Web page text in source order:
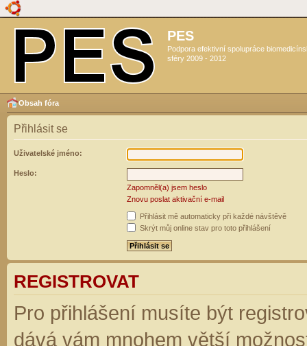
PES
Podpora efektivní spolupráce
sféry 2009 - 2012
Obsah fóra
Přihlásit se
Uživatelské jméno:
Heslo:
Zapomněl(a) jsem heslo
Znovu poslat aktivační e-mail
Přihlásit mě automaticky při každé návštěvě
Skrýt můj online stav pro toto přihlášení
REGISTROVAT
Pro přihlášení musíte být
dává vám mnohem větší